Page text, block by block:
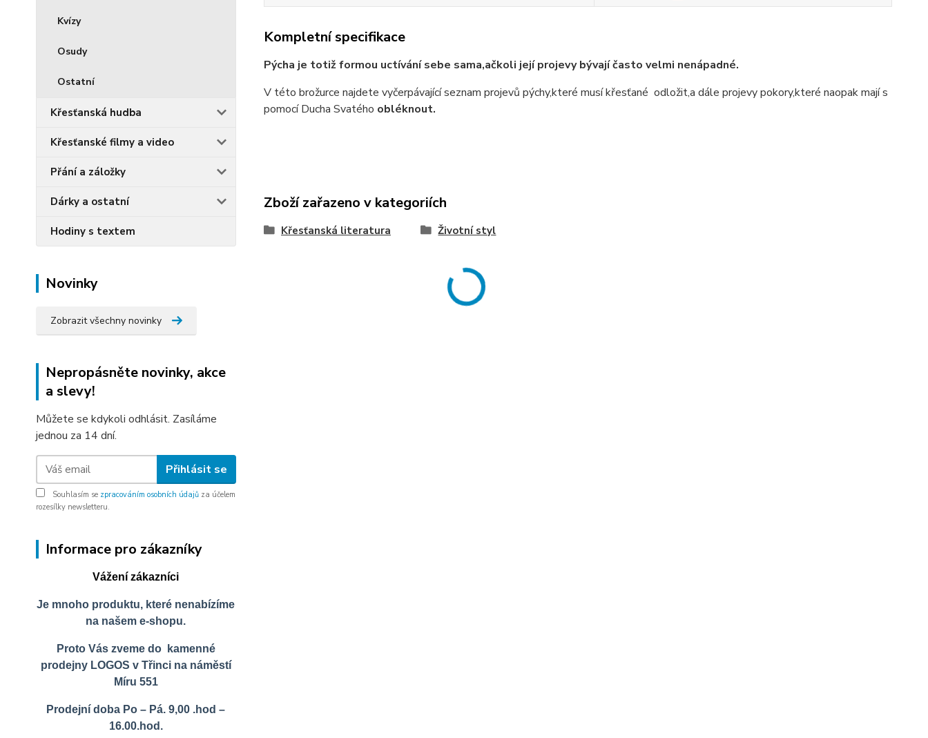
Kvízy
Osudy
Ostatní
Křesťanská hudba
Křesťanské filmy a video
Přání a záložky
Dárky a ostatní
Hodiny s textem
Novinky
Zobrazit všechny novinky
Nepropásněte novinky, akce
a slevy!
Můžete se kdykoli odhlásit. Zasíláme
jednou za 14 dní.
Přihlásit se
Souhlasím se zpracováním osobních údajů za účelem
rozesílky newsletteru.
Informace pro zákazníky
Vážení zákazníci
Je mnoho produktu, které nenabízíme
na našem e-shopu.
Proto Vás zveme do kamenné
prodejny LOGOS v Třinci na náměstí
Míru 551
Prodejní doba Po – Pá. 9,00 .hod –
16.00.hod.
Kompletní specifikace
Pýcha je totiž formou uctívání sebe sama,ačkoli její projevy bývají často velmi nenápadné.
V této brožurce najdete vyčerpávající seznam projevů pýchy,které musí křesťané odložit,a dále projevy pokory,které naopak mají s
pomocí Ducha Svatého obléknout.
Zboží zařazeno v kategoriích
Křesťanská literatura Životní styl